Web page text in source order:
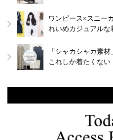
ワンピース×スニー
れいめカジュアル
「シャカシャカ素
これしか着たくない